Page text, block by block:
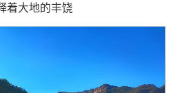
着大地的丰饶